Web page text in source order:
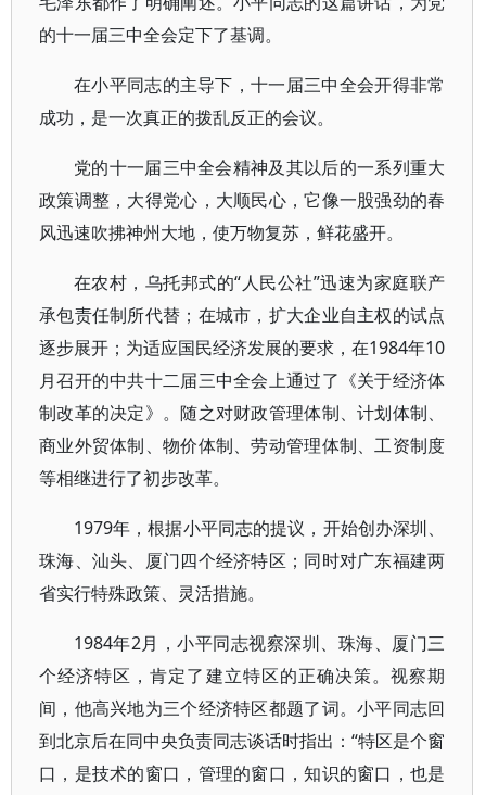
的十一届三中全会定下了基调。
在小平同志的主导下，十一届三中全会开得非常
成功，是一次真正的拨乱反正的会议。
党的十一届三中全会精神及其以后的一系列重大
政策调整，大得党心，大顺民心，它像一股强劲的春
风迅速吹拂神州大地，使万物复苏，鲜花盛开。
在农村，乌托邦式的“人民公社”迅速为家庭联产
承包责任制所代替；在城市，扩大企业自主权的试点
逐步展开；为适应国民经济发展的要求，在1984年10
月召开的中共十二届三中全会上通过了《关于经济体
制改革的决定》。随之对财政管理体制、计划体制、
商业外贸体制、物价体制、劳动管理体制、工资制度
等相继进行了初步改革。
1979年，根据小平同志的提议，开始创办深圳、
珠海、汕头、厦门四个经济特区；同时对广东福建两
省实行特殊政策、灵活措施。
1984年2月，小平同志视察深圳、珠海、厦门三
个经济特区，肯定了建立特区的正确决策。视察期
间，他高兴地为三个经济特区都题了词。小平同志回
到北京后在同中央负责同志谈话时指出：“特区是个窗
口，是技术的窗口，管理的窗口，知识的窗口，也是